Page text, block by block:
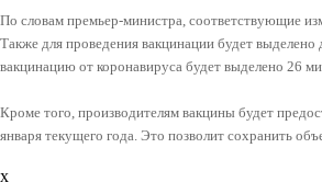
По словам премьер-министра, соответствующие
Также для проведения вакцинации будет
вакцинацию от коронавируса будет выделено 26
Кроме того, производителям вакцины будет
января текущего года. Это позволит сохранить
x